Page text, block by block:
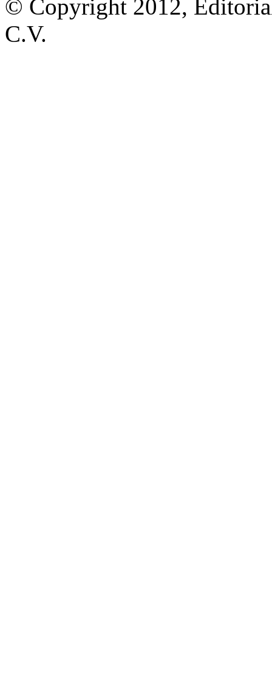
© Copyright 2012,
C.V.